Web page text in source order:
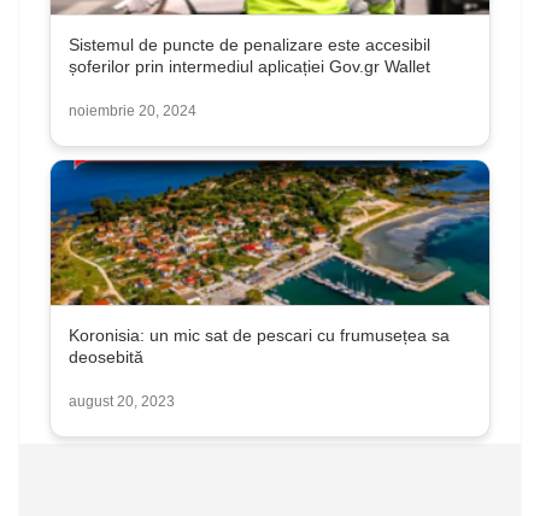
Sistemul de puncte de penalizare este accesibil
șoferilor prin intermediul aplicației Gov.gr Wallet
noiembrie 20, 2024
Koronisia: un mic sat de pescari cu frumusețea sa
deosebită
august 20, 2023